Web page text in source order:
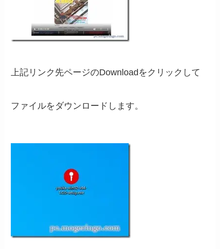
上記リンク先ページのDownloadをクリックして
ファイルをダウンロードします。